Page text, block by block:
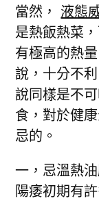
當然， 液態
是熱飯熱菜
有極高的熱
說，十分不
說同樣是不
食，對於健
忌的。
一，忌溫熱
陽痿初期有